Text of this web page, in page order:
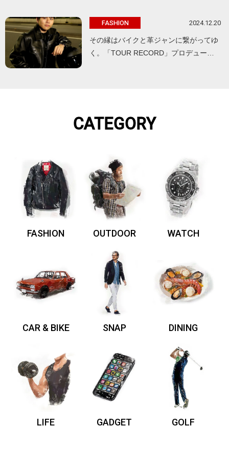
FASHION 2024.12.20
その縁はバイクと革ジャンに繋がってゆ
く。「TOUR RECORD」プロデュー…
CATEGORY
FASHION OUTDOOR WATCH
CAR & BIKE SNAP DINING
LIFE GADGET GOLF